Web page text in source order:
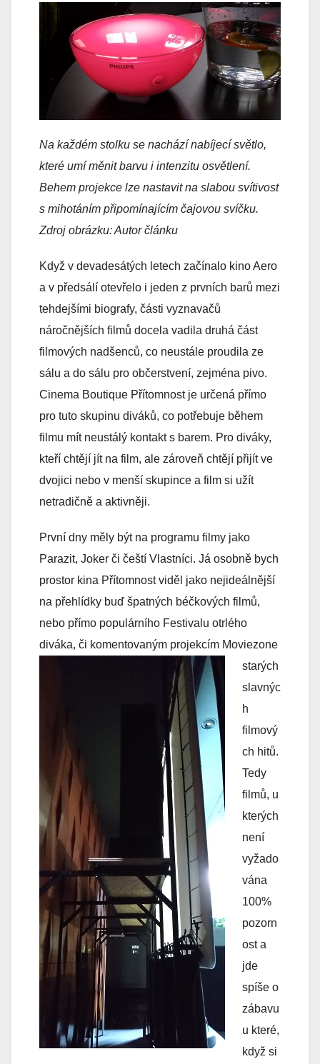
Na každém stolku se nachází nabíjecí světlo,
které umí měnit barvu i intenzitu osvětlení.
Behem projekce lze nastavit na slabou svítivost
s mihotáním připomínajícím čajovou svíčku.
Zdroj obrázku: Autor článku
Když v devadesátých letech začínalo kino Aero
a v předsálí otevřelo i jeden z prvních barů mezi
tehdejšími biografy, části vyznavačů
náročnějších filmů docela vadila druhá část
filmových nadšenců, co neustále proudila ze
sálu a do sálu pro občerstvení, zejména pivo.
Cinema Boutique Přítomnost je určená přímo
pro tuto skupinu diváků, co potřebuje během
filmu mít neustálý kontakt s barem. Pro diváky,
kteří chtějí jít na film, ale zároveň chtějí přijít ve
dvojici nebo v menší skupince a film si užít
netradičně a aktivněji.
První dny měly být na programu filmy jako
Parazit, Joker či čeští Vlastníci. Já osobně bych
prostor kina Přítomnost viděl jako nejideálnější
na přehlídky buď špatných béčkových filmů,
nebo přímo populárního Festivalu otrlého
diváka, či komentovaným projekcím Moviezone
starých
slavnýc
h
filmový
ch hitů.
Tedy
filmů, u
kterých
není
vyžado
vána
100%
pozorn
ost a
jde
spíše o
zábavu
u které,
když si